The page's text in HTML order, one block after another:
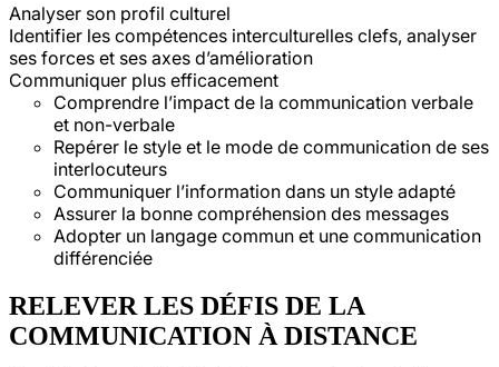
Analyser son profil culturel
Identifier les compétences interculturelles clefs, analyser
ses forces et ses axes d’amélioration
Communiquer plus efficacement
Comprendre l’impact de la communication verbale
et non-verbale
Repérer le style et le mode de communication de ses
interlocuteurs
Communiquer l’information dans un style adapté
Assurer la bonne compréhension des messages
Adopter un langage commun et une communication
différenciée
RELEVER LES DÉFIS DE LA
COMMUNICATION À DISTANCE